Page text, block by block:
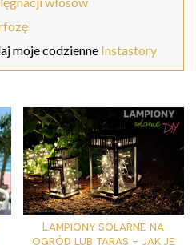
moje codzienne Instastory
Lampiony solarne na
ogród lub taras - jak je